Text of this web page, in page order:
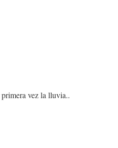
vez la lluvia..